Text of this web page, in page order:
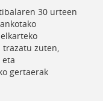
30 urteen
zuten,
gertaerak